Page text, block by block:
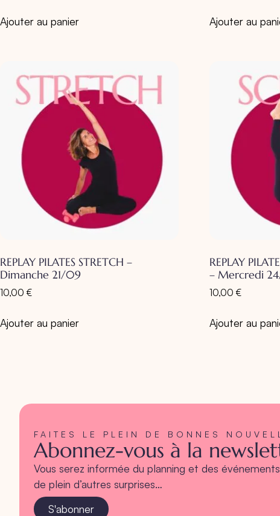
Ajouter au panier Ajouter au
REPLAY PILATES STRETCH –
Dimanche 21/09
10,00 €
Ajouter au panier
REPLAY
– Mercredi
10,00€
Ajouter au
FAITES LE PLEIN DE BONNES
Abonnez-vous à la
Vous serez informée du planning et des
de plein d’autres surprises…
S'abonner